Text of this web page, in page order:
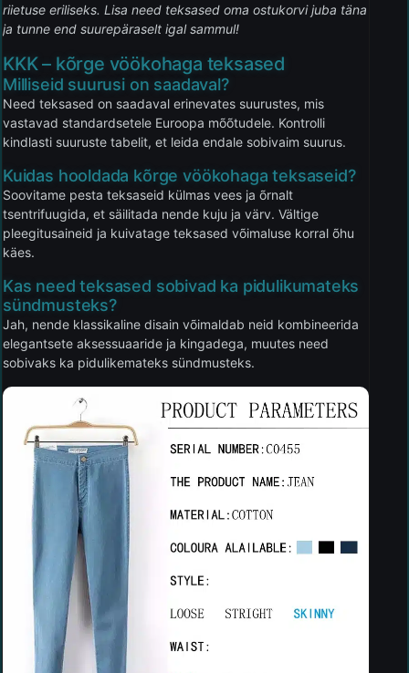
riietuse eriliseks. Lisa need teksased oma ostukorvi juba täna
ja tunne end suurepäraselt igal sammul!
KKK – kõrge vöökohaga teksased
Milliseid suurusi on saadaval?
Need teksased on saadaval erinevates suurustes, mis
vastavad standardsetele Euroopa mõõtudele. Kontrolli
kindlasti suuruste tabelit, et leida endale sobivaim suurus.
Kuidas hooldada kõrge vöökohaga teksaseid?
Soovitame pesta teksaseid külmas vees ja õrnalt
tsentrifuugida, et säilitada nende kuju ja värv. Vältige
pleegitusaineid ja kuivatage teksased võimaluse korral õhu
käes.
Kas need teksased sobivad ka pidulikumateks
sündmusteks?
Jah, nende klassikaline disain võimaldab neid kombineerida
elegantsete aksessuaaride ja kingadega, muutes need
sobivaks ka pidulikemateks sündmusteks.